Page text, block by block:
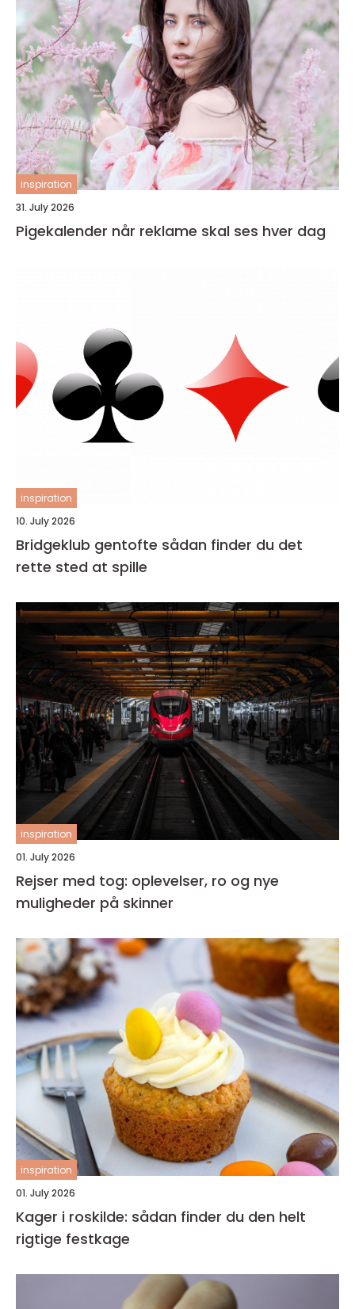
inspiration
31. July 2026
Pigekalender når reklame skal ses hver dag
inspiration
10. July 2026
Bridgeklub gentofte sådan finder du det
rette sted at spille
inspiration
01. July 2026
Rejser med tog: oplevelser, ro og nye
muligheder på skinner
inspiration
01. July 2026
Kager i roskilde: sådan finder du den helt
rigtige festkage